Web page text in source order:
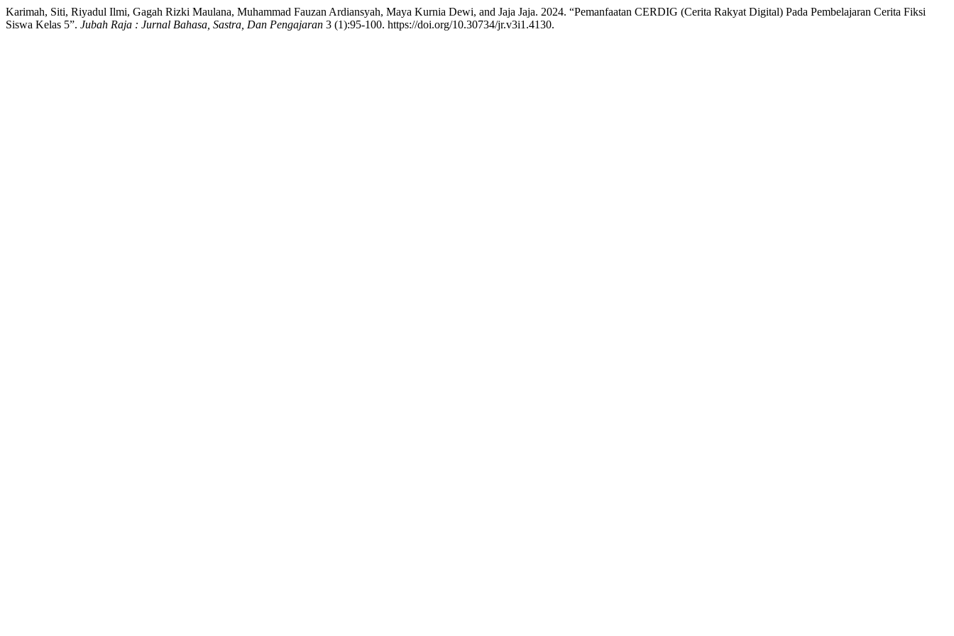
Karimah, Siti, Riyadul Ilmi, Gagah Rizki Maulana, Muhammad Fauzan Ardiansyah, Maya Kurnia Dewi, and Jaja Jaja. 2024. “Pemanfaatan CERDIG (Cerita Rakyat Digital) Pada Pembelajaran Cerita Fiksi
Siswa Kelas 5”. Jubah Raja : Jurnal Bahasa, Sastra, Dan Pengajaran 3 (1):95-100. https://doi.org/10.30734/jr.v3i1.4130.